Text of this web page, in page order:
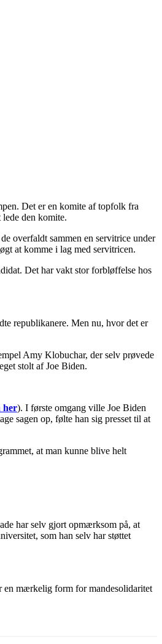
Det er en komite af topfolk fra
den komite.
overfaldt sammen en servitrice under
at komme i lag med servitricen.
Det har vakt stor forbløffelse hos
republikanere. Men nu, hvor det er
Amy Klobuchar, der selv prøvede
stolt af Joe Biden.
her). I første omgang ville Joe Biden
sagen op, følte han sig presset til at
at man kunne blive helt
har selv gjort opmærksom på, at
som han selv har støttet
en mærkelig form for mandesolidaritet